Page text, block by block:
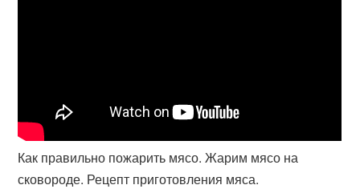
Как правильно пожарить мясо. Жарим мясо на
сковороде. Рецепт приготовления мяса.